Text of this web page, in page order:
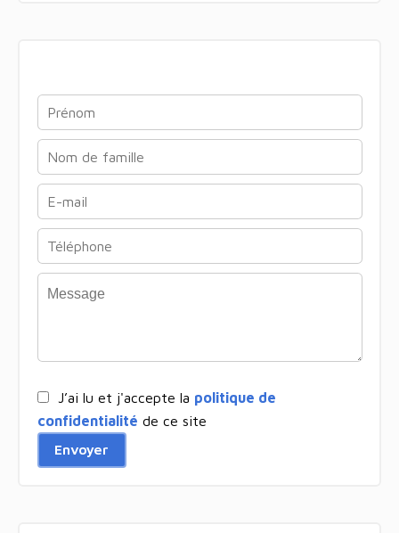
J’ai lu et j'accepte la politique de
confidentialité de ce site
Envoyer